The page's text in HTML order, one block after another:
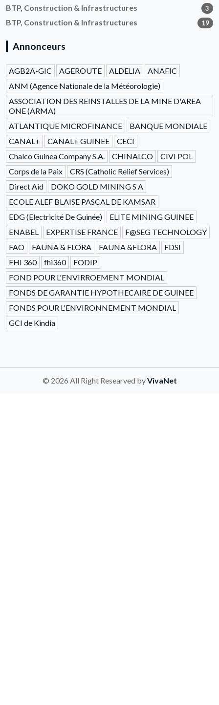
BTP, Construction & Infrastructures 3
BTP, Construction & Infrastructures 19
Annonceurs
AGB2A-GIC AGEROUTE ALDELIA
ANAFIC
ANM (Agence Nationale de la Météorologie)
ASSOCIATION DES REINSTALLES DE LA MINE D'AREA
ONE (ARMA)
ATLANTIQUE MICROFINANCE
BANQUE MONDIALE
CANAL+
CANAL+ GUINEE
CECI
Chalco Guinea Company S.A.
CHINALCO
CIVI POL
Corps de la Paix
CRS (Catholic Relief Services)
Direct Aid
DOKO GOLD MINING S A
ECOLE ALEF BLAISE PASCAL DE KAMSAR
EDG (Electricité De Guinée)
ELITE MINING GUINEE
ENABEL
EXPERTISE FRANCE
F@SEG TECHNOLOGY
FAO
FAUNA & FLORA FAUNA &FLORA
FDSI
FHI 360
fhi360
FODIP
FOND POUR L'ENVIRROEMENT MONDIAL
FONDS DE GARANTIE HYPOTHECAIRE DE GUINEE
FONDS POUR L'ENVIRONNEMENT MONDIAL
GCI de Kindia
© 2026 All Right Researved byVivaNet